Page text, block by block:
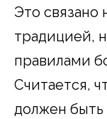
Это связано
традицией,
правилами
Считается,
должен